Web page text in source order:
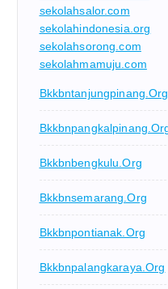
sekolahsalor.com
sekolahindonesia.org
sekolahsorong.com
sekolahmamuju.com
Bkkbntanjungpinang.org
Bkkbnbengkulu.org
Bkkbnsemarang.org
Bkkbnpontianak.org
Bkkbnpalangkaraya.org